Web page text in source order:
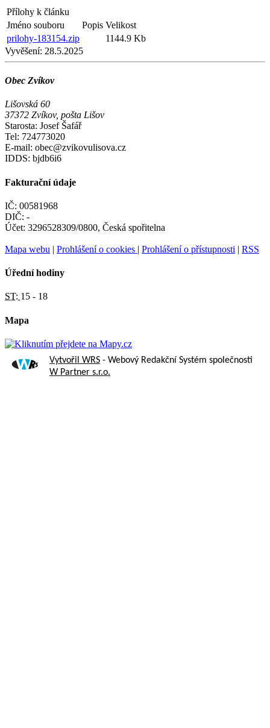
Přílohy k článku
Jméno souboru
Popis Velikost
prilohy-183154.zip
1144.9 Kb
Vyvěšení: 28.5.2025
Obec Zvíkov
Lišovská 60
37372 Zvíkov, pošta Lišov
Starosta: Josef Šafář
Tel: 724773020
E-mail: obec@zvikovulisova.cz
IDDS: bjdb6i6
Fakturační údaje
IČ: 00581968
DIČ: -
Účet: 3296528309/0800, Česká spořitelna
Mapa webu | Prohlášení o cookies | Prohlášení o přístupnosti | RSS
Úřední hodiny
ST: 15 - 18
Mapa
Vytvořil WRS - Webový Redakční Systém společnosti
W Partner s.r.o.